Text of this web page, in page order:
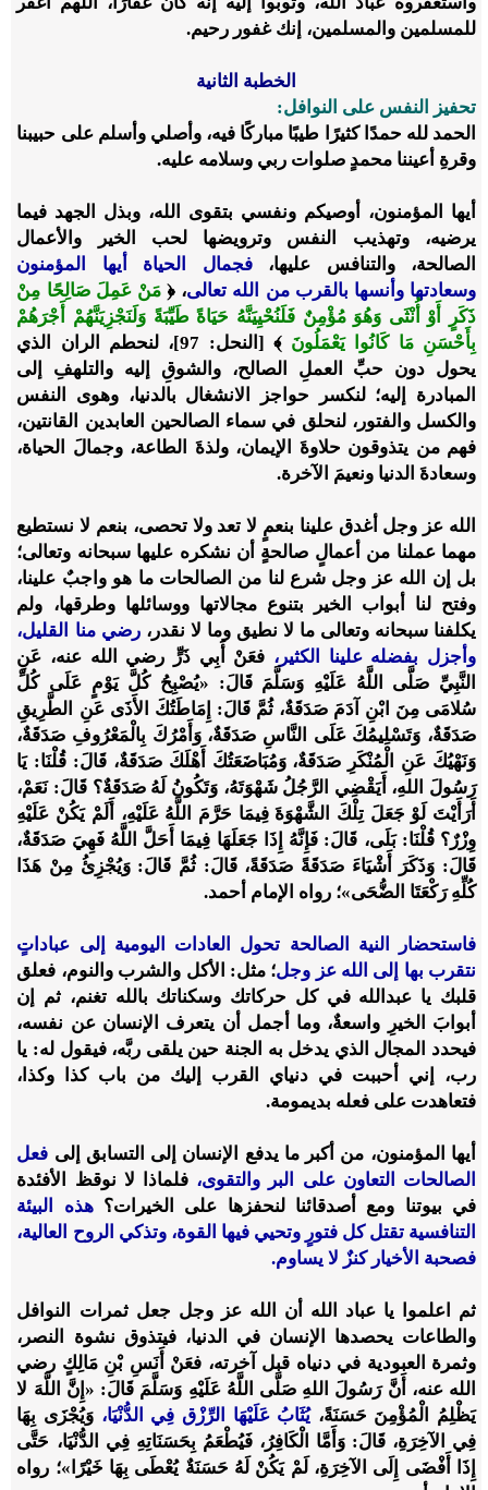
للمسلمين والمسلمين، إنك غفور رحيم.
الخطبة الثانية
تحفيز النفس على النوافل:
الحمد لله حمدًا كثيرًا طيبًا مباركًا فيه، وأصلي وأسلم على حبيبنا
وقرةِ أعيننا محمدٍ صلوات ربي وسلامه عليه.
أيها المؤمنون، أوصيكم ونفسي بتقوى الله، وبذل الجهد فيما
يرضيه، وتهذيب النفس وترويضها لحب الخير والأعمال
الصالحة، والتنافس عليها،فجمال الحياة أيها المؤمنون
وسعادتها وأنسها بالقرب من الله تعالى، ﴿مَنْ عَمِلَ صَالِحًا مِنْ
ذَكَرٍ أَوْ أُنْثَى وَهُوَ مُؤْمِنٌ فَلَنُحْيِيَنَّهُ حَيَاةً طَيِّبَةً وَلَنَجْزِيَنَّهُمْ أَجْرَهُمْ
بِأَحْسَنِ مَا كَانُوا يَعْمَلُونَ
﴾ [النحل: 97]، لنحطم الران الذي
يحول دون حبِّ العملِ الصالح، والشوقِ إليه والتلهفِ إلى
المبادرة إليه؛ لنكسر حواجز الانشغال بالدنيا، وهوى النفس
والكسل والفتور، لنحلق في سماء الصالحين العابدين القانتين،
فهم من يتذوقون حلاوةَ الإيمان، ولذةَ الطاعة، وجمالَ الحياة،
وسعادةَ الدنيا ونعيمَ الآخرة.
الله عز وجل أغدق علينا بنعمٍ لا تعد ولا تحصى، بنعم لا نستطيع
مهما عملنا من أعمالٍ صالحةٍ أن نشكره عليها سبحانه وتعالى؛
بل إن الله عز وجل شرع لنا من الصالحات ما هو واجبٌ علينا،
وفتح لنا أبواب الخير بتنوع مجالاتها ووسائلها وطرقها، ولم
يكلفنا سبحانه وتعالى ما لا نطيق وما لا نقدر،رضي منا القليل،
وأجزل بفضله علينا الكثير، فعَنْ أَبِي ذَرٍّ رضي الله عنه، عَنِ
النَّبِيِّ صَلَّى اللَّهُ عَلَيْهِ وَسَلَّمَ قَالَ: «يُصْبِحُ كُلَّ يَوْمٍ عَلَى كُلِّ
سُلامَى مِنَ ابْنِ آدَمَ صَدَقَةٌ، ثُمَّ قَالَ: إِمَاطَتُكَ الأَذَى عَنِ الطَّرِيقِ
صَدَقَةٌ، وَتَسْلِيمُكَ عَلَى النَّاسِ صَدَقَةٌ، وَأَمْرُكَ بِالْمَعْرُوفِ صَدَقَةٌ،
وَنَهْيُكَ عَنِ الْمُنْكَرِ صَدَقَةٌ، وَمُبَاضَعَتُكَ أَهْلَكَ صَدَقَةٌ، قَالَ: قُلْنَا: يَا
رَسُولَ اللهِ، أَيَقْضِي الرَّجُلُ شَهْوَتَهُ، وَتَكُونُ لَهُ صَدَقَةٌ؟ قَالَ: نَعَمْ،
أَرَأَيْتَ لَوْ جَعَلَ تِلْكَ الشَّهْوَةَ فِيمَا حَرَّمَ اللَّهُ عَلَيْهِ، أَلَمْ يَكُنْ عَلَيْهِ
وِزْرٌ؟ قُلْنَا: بَلَى، قَالَ: فَإِنَّهُ إِذَا جَعَلَهَا فِيمَا أَحَلَّ اللَّهُ فَهِيَ صَدَقَةٌ،
قَالَ: وَذَكَرَ أَشْيَاءَ صَدَقَةً صَدَقَةً، قَالَ: ثُمَّ قَالَ: وَيُجْزِئُ مِنْ هَذَا
كُلِّهِ رَكْعَتَا الضُّحَى»؛ رواه الإمام أحمد.
فاستحضار النية الصالحة تحول العادات اليومية إلى عباداتٍ
نتقرب بها إلى الله عز وجل؛ مثل: الأكل والشرب والنوم، فعلق
قلبك يا عبدالله في كل حركاتك وسكناتك بالله تغنم، ثم إن
أبوابَ الخيرِ واسعةٌ، وما أجمل أن يتعرف الإنسان عن نفسه،
فيحدد المجال الذي يدخل به الجنة حين يلقى ربَّه، فيقول له: يا
رب، إني أحببت في دنياي القرب إليك من باب كذا وكذا،
فتعاهدت على فعله بديمومة.
أيها المؤمنون، من أكبر ما يدفع الإنسان إلى التسابق إلى فعل
الصالحات التعاون على البر والتقوى، فلماذا لا نوقظ الأفئدة
في بيوتنا ومع أصدقائنا لنحفزها على الخيرات؟هذه البيئة
التنافسية تقتل كل فتورٍ وتحيي فيها القوة، وتذكي الروح العالية،
فصحبة الأخيار كنزٌ لا يساوم.
ثم اعلموا يا عباد الله أن الله عز وجل جعل ثمرات النوافل
والطاعات يحصدها الإنسان في الدنيا، فيتذوق نشوة النصر،
وثمرة العبودية في دنياه قبل آخرته، فعَنْ أَنَسِ بْنِ مَالِكٍ رضي
الله عنه، أَنَّ رَسُولَ اللهِ صَلَّى اللَّهُ عَلَيْهِ وَسَلَّمَ قَالَ: «إِنَّ اللَّهَ لا
يَظْلِمُ الْمُؤْمِنَ حَسَنَةً،يُثَابُ عَلَيْهَا الرِّزْق فِي الدُّنْيَا، وَيُجْزَى بِهَا
فِي الآخِرَةِ، قَالَ: وَأَمَّا الْكَافِرُ، فَيُطْعَمُ بِحَسَنَاتِهِ فِي الدُّنْيَا، حَتَّى
إِذَا أَفْضَى إِلَى الآخِرَةِ، لَمْ يَكُنْ لَهُ حَسَنَةٌ يُعْطَى بِهَا خَيْرًا»؛ رواه